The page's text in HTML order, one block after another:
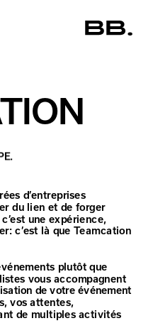
d’entreprises
du lien et de forger
une expérience,
c’est là que Teamcation
plutôt que
de votre événement
vos attentes,
de multiples activités